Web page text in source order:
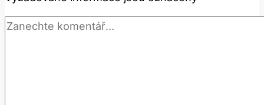
vyhnout
se